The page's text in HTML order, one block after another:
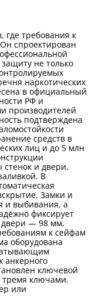
требования к
спроектирован
не только
наркотических
в официальный
РФ и
производителей
подтверждена
средств в
лиц и до 5 млн
стенок и двери,
В
Замки и
и выбивания, а
фиксирует
двери — 98 мм,
к сейфам
оборудована
анкерного
ключевой
тремя ключами.
или